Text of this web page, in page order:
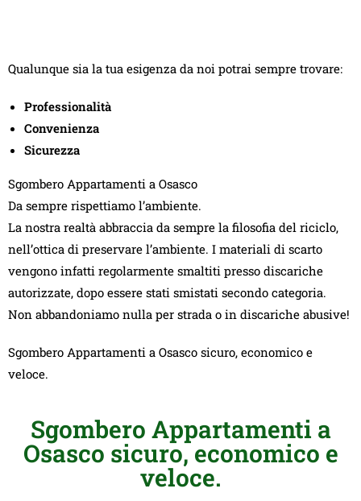
Qualunque sia la tua esigenza da noi potrai sempre trovare:
Professionalità
Convenienza
Sicurezza
Sgombero Appartamenti a Osasco
Da sempre rispettiamo l’ambiente.
La nostra realtà abbraccia da sempre la filosofia del riciclo,
nell’ottica di preservare l’ambiente. I materiali di scarto
vengono infatti regolarmente smaltiti presso discariche
autorizzate, dopo essere stati smistati secondo categoria.
Non abbandoniamo nulla per strada o in discariche abusive!
Sgombero Appartamenti a Osasco sicuro, economico e
veloce.
Sgombero Appartamenti a
Osasco sicuro, economico e
veloce.